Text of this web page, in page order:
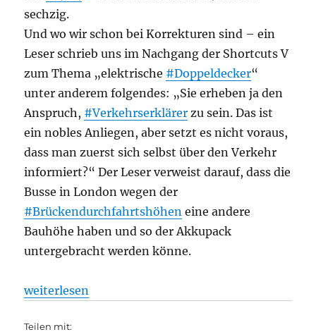
sechzig.
Und wo wir schon bei Korrekturen sind – ein
Leser schrieb uns im Nachgang der Shortcuts V
zum Thema „elektrische #Doppeldecker“
unter anderem folgendes: „Sie erheben ja den
Anspruch, #Verkehrserklärer zu sein. Das ist
ein nobles Anliegen, aber setzt es nicht voraus,
dass man zuerst sich selbst über den Verkehr
informiert?“ Der Leser verweist darauf, dass die
Busse in London wegen der
#Brückendurchfahrtshöhen eine andere
Bauhöhe haben und so der Akkupack
untergebracht werden könne.
„allg.: VIV-Shortcuts VI, aus VIV“
weiterlesen
Teilen mit: